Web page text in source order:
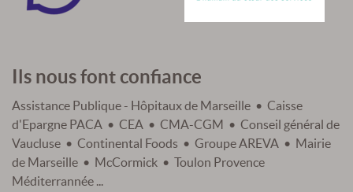
Ils nous font confiance
Assistance Publique - Hôpitaux de Marseille • Caisse
d'Epargne PACA • CEA • CMA-CGM • Conseil général de
Vaucluse • Continental Foods • Groupe AREVA • Mairie
de Marseille • McCormick • Toulon Provence
Méditerrannée ...